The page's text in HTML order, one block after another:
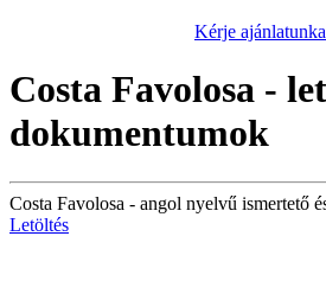
Kérje
Costa Favolosa -
dokumentumok
Costa Favolosa - angol nyelvű ismertető
Letöltés